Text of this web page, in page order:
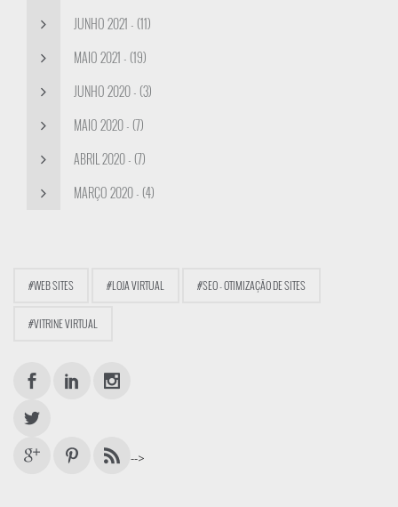
JUNHO 2021 - (11)
MAIO 2021 - (19)
JUNHO 2020 - (3)
MAIO 2020 - (7)
ABRIL 2020 - (7)
MARÇO 2020 - (4)
#WEB SITES #LOJA VIRTUAL #SEO - OTIMIZAÇÃO DE SITES
#VITRINE VIRTUAL
-->